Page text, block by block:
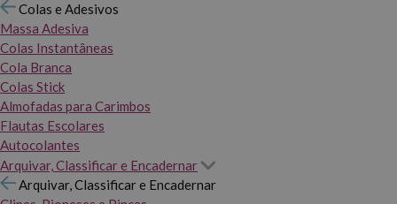
Colas e Adesivos
Massa Adesiva
Colas Instantâneas
Cola Branca
Colas Stick
Almofadas para Carimbos
Flautas Escolares
Autocolantes
Arquivar, Classificar e Encadernar
Arquivar, Classificar e Encadernar